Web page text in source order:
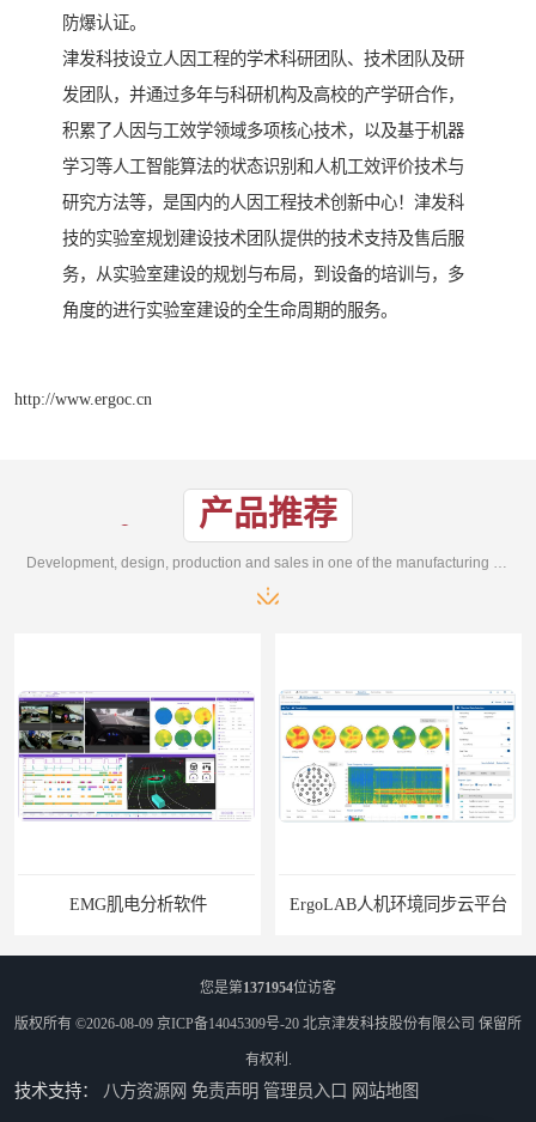
防爆认证。
津发科技设立人因工程的学术科研团队、技术团队及研
发团队，并通过多年与科研机构及高校的产学研合作，
积累了人因与工效学领域多项核心技术，以及基于机器
学习等人工智能算法的状态识别和人机工效评价技术与
研究方法等，是国内的人因工程技术创新中心！津发科
技的实验室规划建设技术团队提供的技术支持及售后服
务，从实验室建设的规划与布局，到设备的培训与，多
角度的进行实验室建设的全生命周期的服务。
http://www.ergoc.cn
产品推荐
Development, design, production and sales in one of the manufacturing enterprises
EMG肌电分析软件 ErgoLAB人机环境同步云平台
您是第1371954位访客
版权所有 ©2026-08-09 京ICP备14045309号-20 北京津发科技股份有限公司 保留所
有权利.
技术支持： 八方资源网 免责声明 管理员入口 网站地图